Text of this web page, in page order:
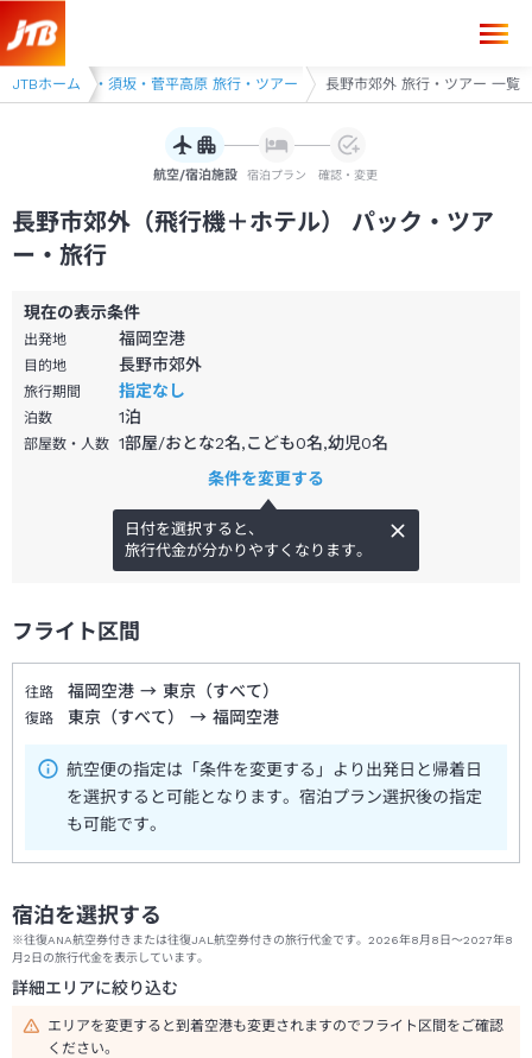
JTBホーム
長野・戸隠・須坂・菅平高原 旅行・ツアー 長野市郊外 旅行・ツアー 一覧
航空/宿泊施設 宿泊プラン 確認・変更
長野市郊外（飛行機＋ホテル） パック・ツア
ー・旅行
現在の表示条件
出発地 福岡空港
目的地 長野市郊外
旅行期間 指定なし
泊数 1泊
部屋数・人数 1部屋/おとな2名,こども0名,幼児0名
条件を変更する
日付を選択すると、
旅行代金が分かりやすくなります。
フライト区間
往路 福岡空港 → 東京（すべて）
復路 東京（すべて） → 福岡空港
航空便の指定は「条件を変更する」より出発日と帰着日
を選択すると可能となります。宿泊プラン選択後の指定
も可能です。
宿泊を選択する
※往復ANA航空券付きまたは往復JAL航空券付きの旅行代金です。2026年8月8日～2027年8
月2日の旅行代金を表示しています。
詳細エリアに絞り込む
エリアを変更すると到着空港も変更されますのでフライト区間をご確認
ください。